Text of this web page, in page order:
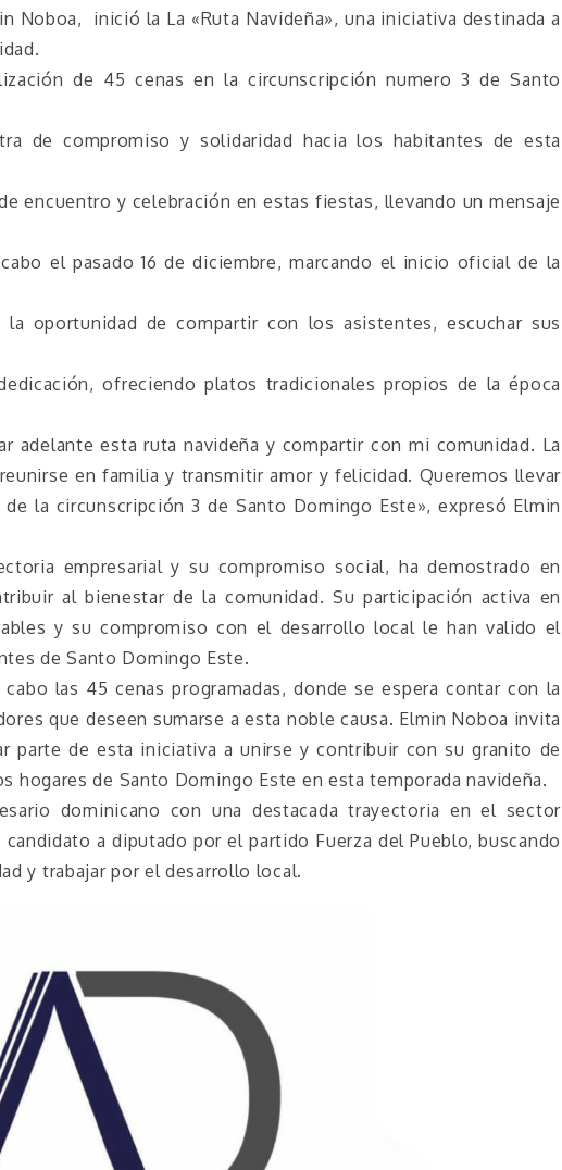
Noboa, inició la La «Ruta Navideña», una iniciativa destinada a
de 45 cenas en la circunscripción numero 3 de Santo
de compromiso y solidaridad hacia los habitantes de esta
encuentro y celebración en estas fiestas, llevando un mensaje
el pasado 16 de diciembre, marcando el inicio oficial de la
oportunidad de compartir con los asistentes, escuchar sus
ofreciendo platos tradicionales propios de la época
adelante esta ruta navideña y compartir con mi comunidad. La
en familia y transmitir amor y felicidad. Queremos llevar
la circunscripción 3 de Santo Domingo Este», expresó Elmin
empresarial y su compromiso social, ha demostrado en
al bienestar de la comunidad. Su participación activa en
y su compromiso con el desarrollo local le han valido el
de Santo Domingo Este.
las 45 cenas programadas, donde se espera contar con la
que deseen sumarse a esta noble causa. Elmin Noboa invita
parte de esta iniciativa a unirse y contribuir con su granito de
hogares de Santo Domingo Este en esta temporada navideña.
dominicano con una destacada trayectoria en el sector
a diputado por el partido Fuerza del Pueblo, buscando
y trabajar por el desarrollo local.